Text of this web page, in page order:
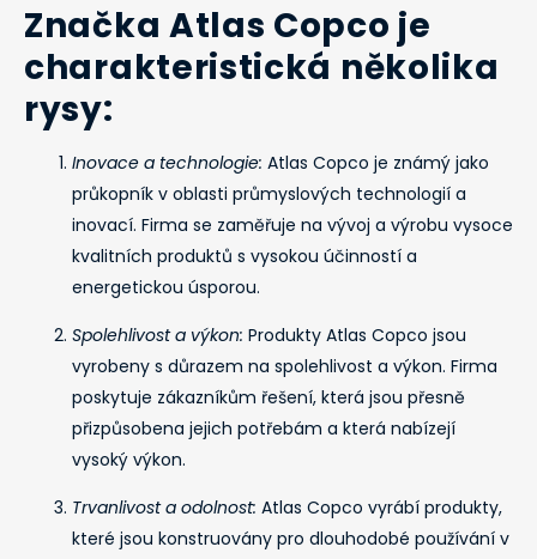
Značka Atlas Copco je
charakteristická několika
rysy:
Inovace a technologie: Atlas Copco je známý jako
průkopník v oblasti průmyslových technologií a
inovací. Firma se zaměřuje na vývoj a výrobu vysoce
kvalitních produktů s vysokou účinností a
energetickou úsporou.
Spolehlivost a výkon: Produkty Atlas Copco jsou
vyrobeny s důrazem na spolehlivost a výkon. Firma
poskytuje zákazníkům řešení, která jsou přesně
přizpůsobena jejich potřebám a která nabízejí
vysoký výkon.
Trvanlivost a odolnost: Atlas Copco vyrábí produkty,
které jsou konstruovány pro dlouhodobé používání v